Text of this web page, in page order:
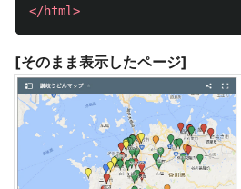
</html>
[そのまま表示したページ]